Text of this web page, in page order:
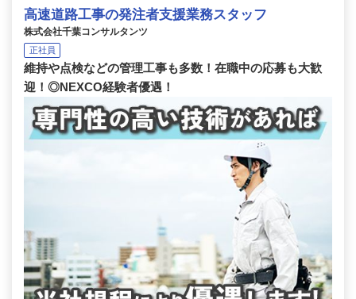
高速道路工事の発注者支援業務スタッフ
株式会社千葉コンサルタンツ
正社員
維持や点検などの管理工事も多数！在職中の応募も大歓
迎！◎NEXCO経験者優遇！